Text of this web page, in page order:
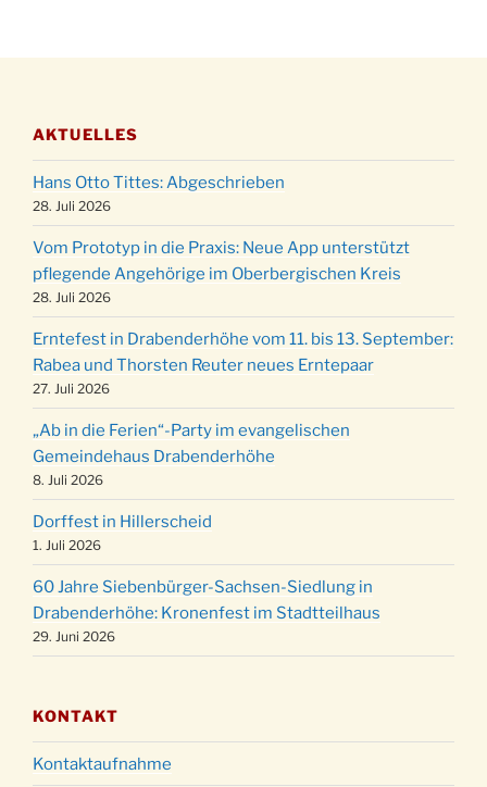
Stadtteilhaus um 19:00 Uhr
03.12.
Gemeindehaus um 19:00 Uhr
11.12.
Puer-Natus weihnachtliches Brauchtum am
Robert-Gassner-Hof um 17:00 Uhr
19.12.
Kinderbibeltag im Ev. Gemeindehaus von 10-
12 Uhr
20.12.
Weihnachts-Konzert des Honterus Chors in
der Kirche um 17:00 Uhr
Familiengottesdienst mit Krippenspiel im Ev.
Gemeindehaus um 15:00 Uhr
24.12. Familiengottesdienst in der FeG um 16 Uhr
Weihnachtsgottesdienst in der Kirche um
15:00 Uhr
24.12.
Weihnachtsgottesdienst in der Kirche um
18:00 Uhr
24.12.
Christmette mit der ev. Jugend in der Kirche
um 23:00 Uhr
AKTUELLES
Hans Otto Tittes: Abgeschrieben
28. Juli 2026
Vom Prototyp in die Praxis: Neue App unterstützt
pflegende Angehörige im Oberbergischen Kreis
28. Juli 2026
Erntefest in Drabenderhöhe vom 11. bis 13. September:
Rabea und Thorsten Reuter neues Erntepaar
27. Juli 2026
„Ab in die Ferien“-Party im evangelischen
Gemeindehaus Drabenderhöhe
8. Juli 2026
Dorffest in Hillerscheid
1. Juli 2026
60 Jahre Siebenbürger-Sachsen-Siedlung in
Drabenderhöhe: Kronenfest im Stadtteilhaus
29. Juni 2026
KONTAKT
Kontaktaufnahme